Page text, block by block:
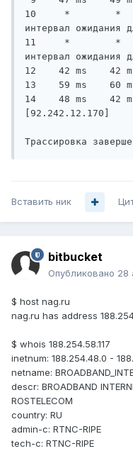
10     *        *
интервал ожидания
11     *        *
интервал ожидания
12    42 ms    42
13    59 ms    60
14    48 ms    42
[92.242.12.170]
Трассировка
Вставить ник
bitbucket
Опубликовано 28
$ host nag.ru
nag.ru has address
$ whois 188.254.58.117
inetnum: 188.254.48.0 -
netname:
descr: BROADBAND
ROSTELECOM
country: RU
admin-c: RTNC-RIPE
tech-c: RTNC-RIPE